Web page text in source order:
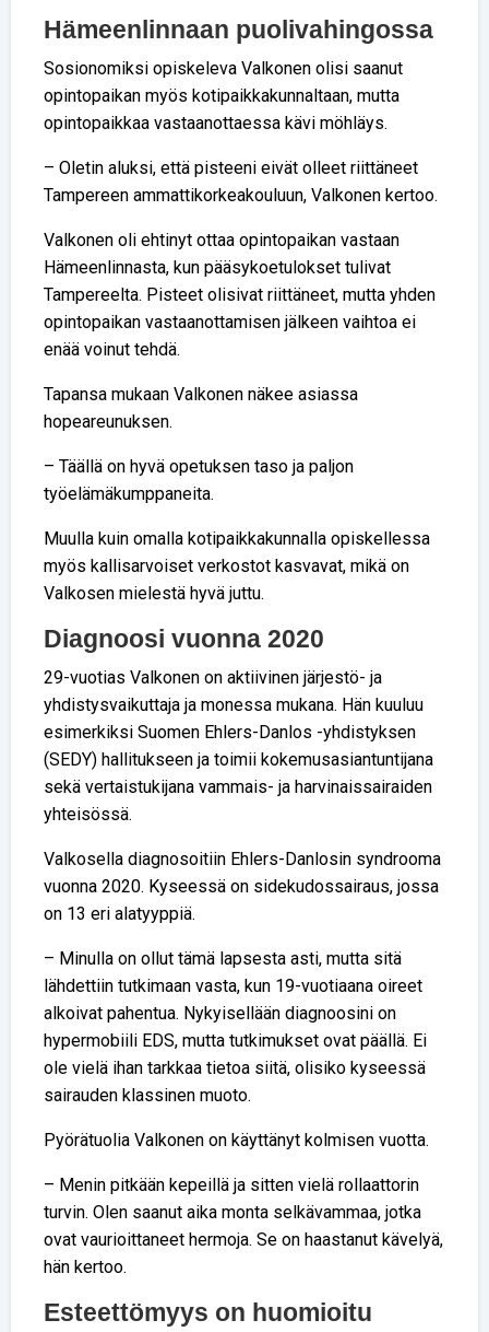
Hämeenlinnaan puolivahingossa
Sosionomiksi opiskeleva Valkonen olisi saanut
opintopaikan myös kotipaikkakunnaltaan, mutta
opintopaikkaa vastaanottaessa kävi möhläys.
– Oletin aluksi, että pisteeni eivät olleet riittäneet
Tampereen ammattikorkeakouluun, Valkonen kertoo.
Valkonen oli ehtinyt ottaa opintopaikan vastaan
Hämeenlinnasta, kun pääsykoetulokset tulivat
Tampereelta. Pisteet olisivat riittäneet, mutta yhden
opintopaikan vastaanottamisen jälkeen vaihtoa ei
enää voinut tehdä.
Tapansa mukaan Valkonen näkee asiassa
hopeareunuksen.
– Täällä on hyvä opetuksen taso ja paljon
työelämäkumppaneita.
Muulla kuin omalla kotipaikkakunnalla opiskellessa
myös kallisarvoiset verkostot kasvavat, mikä on
Valkosen mielestä hyvä juttu.
Diagnoosi vuonna 2020
29-vuotias Valkonen on aktiivinen järjestö- ja
yhdistysvaikuttaja ja monessa mukana. Hän kuuluu
esimerkiksi Suomen Ehlers-Danlos -yhdistyksen
(SEDY) hallitukseen ja toimii kokemusasiantuntijana
sekä vertaistukijana vammais- ja harvinaissairaiden
yhteisössä.
Valkosella diagnosoitiin Ehlers-Danlosin syndrooma
vuonna 2020. Kyseessä on sidekudossairaus, jossa
on 13 eri alatyyppiä.
– Minulla on ollut tämä lapsesta asti, mutta sitä
lähdettiin tutkimaan vasta, kun 19-vuotiaana oireet
alkoivat pahentua. Nykyisellään diagnoosini on
hypermobiili EDS, mutta tutkimukset ovat päällä. Ei
ole vielä ihan tarkkaa tietoa siitä, olisiko kyseessä
sairauden klassinen muoto.
Pyörätuolia Valkonen on käyttänyt kolmisen vuotta.
– Menin pitkään kepeillä ja sitten vielä rollaattorin
turvin. Olen saanut aika monta selkävammaa, jotka
ovat vaurioittaneet hermoja. Se on haastanut kävelyä,
hän kertoo.
Esteettömyys on huomioitu